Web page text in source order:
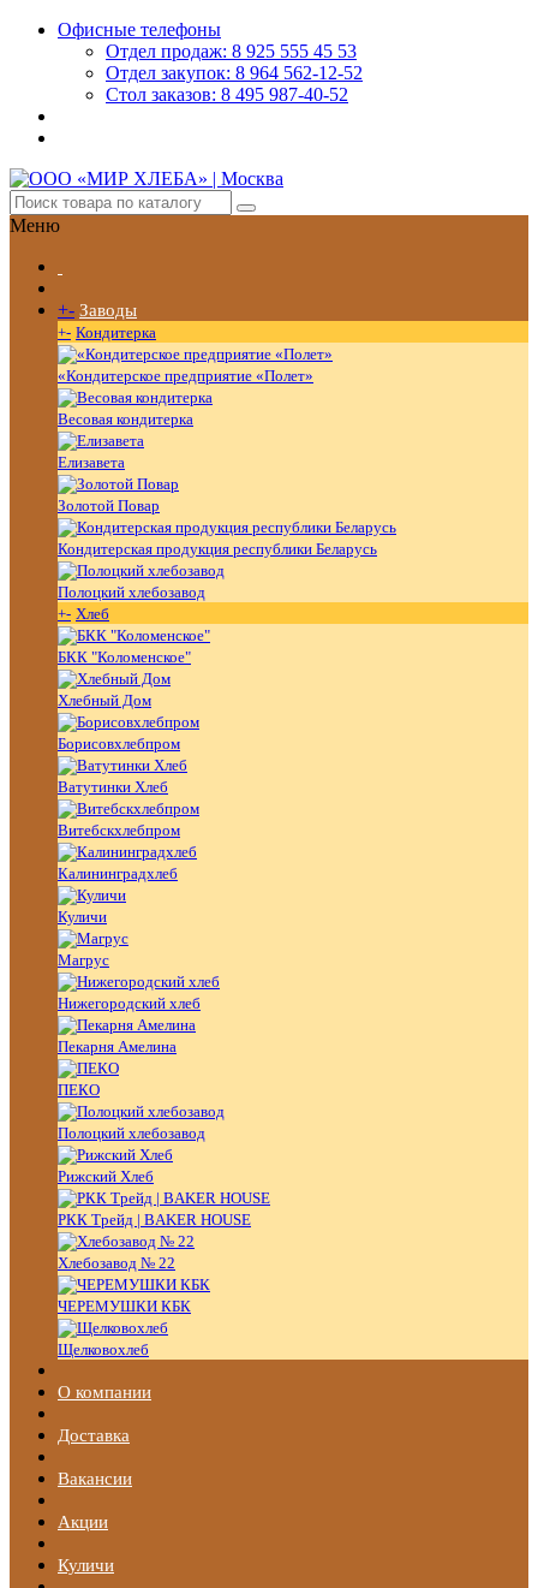
Офисные телефоны
Отдел продаж: 8 925 555 45 53
Отдел закупок: 8 964 562-12-52
Стол заказов: 8 495 987-40-52
Меню
+- Заводы
+- Кондитерка
«Кондитерское предприятие «Полет»
Весовая кондитерка
Елизавета
Золотой Повар
Кондитерская продукция республики Беларусь
Полоцкий хлебозавод
+- Хлеб
БКК "Коломенское"
Хлебный Дом
Борисовхлебпром
Ватутинки Хлеб
Витебскхлебпром
Калининградхлеб
Куличи
Магрус
Нижегородский хлеб
Пекарня Амелина
ПЕКО
Полоцкий хлебозавод
Рижский Хлеб
РКК Трейд | BAKER HOUSE
Хлебозавод № 22
ЧЕРЕМУШКИ КБК
Щелковохлеб
О компании
Доставка
Вакансии
Акции
Куличи